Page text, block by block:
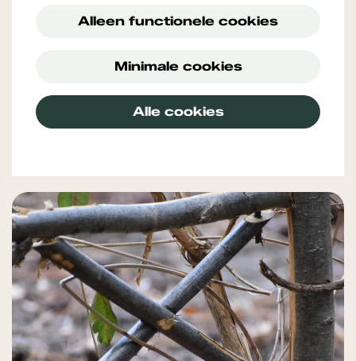
Alleen functionele cookies
Minimale cookies
Alle cookies